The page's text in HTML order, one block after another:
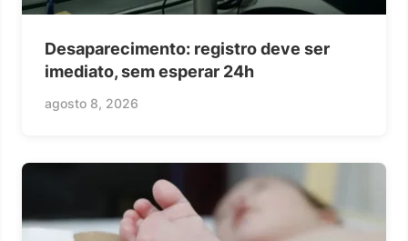
Desaparecimento: registro deve ser
imediato, sem esperar 24h
agosto 8, 2026